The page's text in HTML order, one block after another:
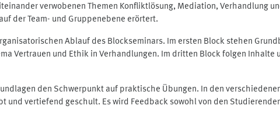
verwobenen Themen Konfliktlösung, Mediation, Verhandlung
der Team- und Gruppenebene erörtert.
Ablauf des Blockseminars. Im ersten Block stehen
Vertrauen und Ethik in Verhandlungen. Im dritten Block folgen Inhalte
den Schwerpunkt auf praktische Übungen. In den
vertiefend geschult. Es wird Feedback sowohl von den